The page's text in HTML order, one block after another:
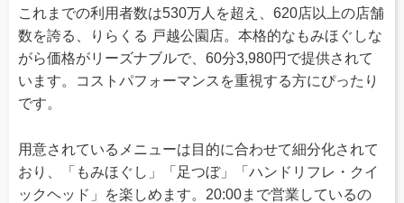
これまでの利用者数は530万人を超え、620店以上の店舗
数を誇る、りらくる 戸越公園店。本格的なもみほぐしな
がら価格がリーズナブルで、60分3,980円で提供されて
います。コストパフォーマンスを重視する方にぴったり
です。
用意されているメニューは目的に合わせて細分化されて
おり、「もみほぐし」「足つぼ」「ハンドリフレ・クイ
ックヘッド」を楽しめます。20:00まで営業しているの